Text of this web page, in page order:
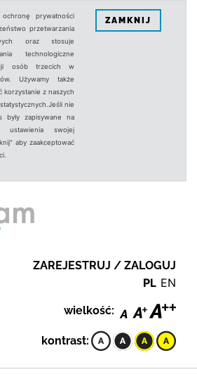
prywatności
przetwarzania
oraz stosuje
technologiczne
osób trzecich w
Używamy także
korzystanie z naszych
nie
były zapisywane na
swojej
aby zaakceptować
ZAMKNIJ
ZAREJESTRUJ / ZALOGUJ
PL EN
wielkość:
kontrast: